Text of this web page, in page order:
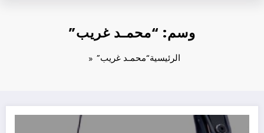
وسم: “محمـد غريب”
الرئيسية“محمـد غريب”